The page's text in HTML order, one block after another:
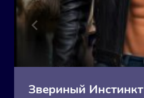
Звериный Инстинкт